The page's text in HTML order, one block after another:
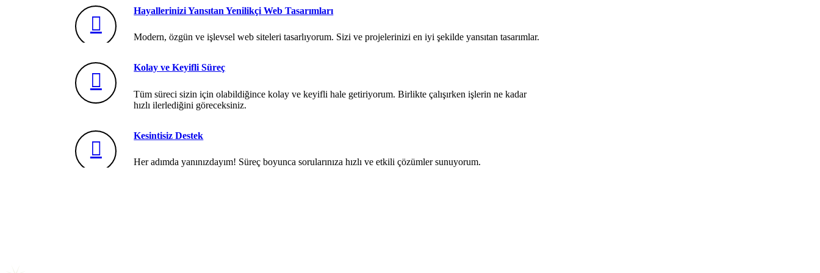
Hayallerinizi Yansıtan Yenilikçi Web Tasarımları
Modern, özgün ve işlevsel web siteleri tasarlıyorum. Sizi ve projelerinizi en iyi şekilde yansıtan tasarımlar.
Kolay ve Keyifli Süreç
Tüm süreci sizin için olabildiğince kolay ve keyifli hale getiriyorum. Birlikte çalışırken işlerin ne kadar
hızlı ilerlediğini göreceksiniz.
Kesintisiz Destek
Her adımda yanınızdayım! Süreç boyunca sorularınıza hızlı ve etkili çözümler sunuyorum.